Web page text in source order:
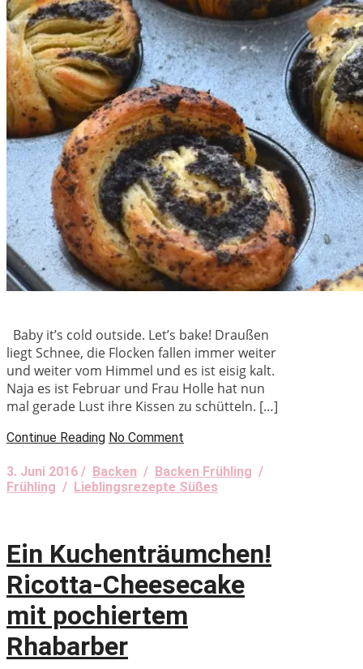
Baby it’s cold outside. Let’s bake! Draußen
liegt Schnee, die Flocken fallen immer weiter
und weiter vom Himmel und es ist eisig kalt.
Naja es ist Februar und Frau Holle hat nun
mal gerade Lust ihre Kissen zu schütteln. […]
Continue Reading No Comment
3. Juni 2016 / Backen / Backen Frühling /
Frühling / Lieblingsrezepte Süßes
Ein Kuchenträumchen!
Ricotta-Cheesecake
mit pochiertem
Rhabarber